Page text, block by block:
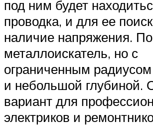
под ним будет
проводка, и для ее
наличие напряжения. По
металлоискатель, но с
ограниченным
и небольшой глубиной.
вариант для
электриков и